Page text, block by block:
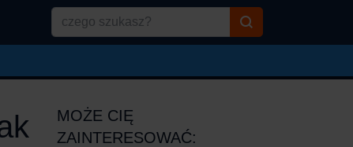
MOŻE CIĘ
ZAINTERESOWAĆ: